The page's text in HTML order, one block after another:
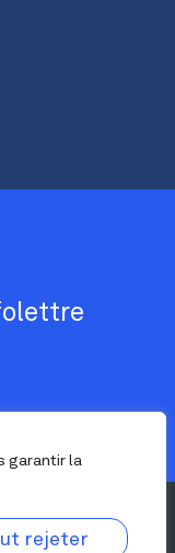
garantir la
rejeter